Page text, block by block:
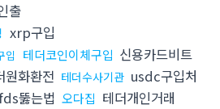
출
xrp구입
입 테더코인이체구입 신용카드비트
원화환전 테더수사기관 usdc구입처
뚫는법 오다집 테더개인거래